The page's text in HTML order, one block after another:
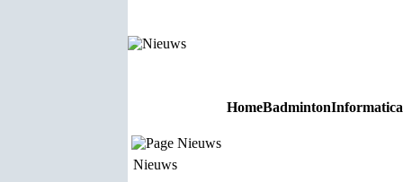
HomeBadmintonInformatica
Nieuws
Nieuws